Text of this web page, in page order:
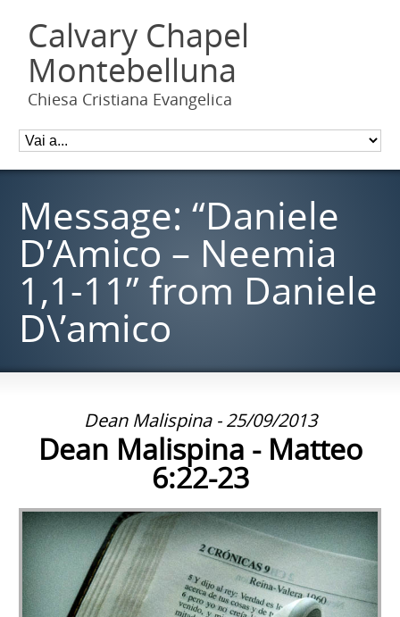
Calvary Chapel
Montebelluna
Chiesa Cristiana Evangelica
Message: “Daniele
D’Amico – Neemia
1,1-11” from Daniele
D\’amico
Dean Malispina - 25/09/2013
Dean Malispina - Matteo
6:22-23